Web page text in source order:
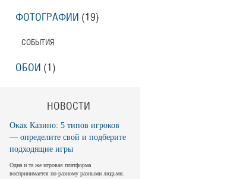
ФОТОГРАФИИ (19)
СОБЫТИЯ
ОБОИ (1 )
НОВОСТИ
Окак Казино: 5 типов игроков
— определите свой и подберите
подходящие игры
Одна и та же игровая платформа
воспринимается по-разному разными людьми.